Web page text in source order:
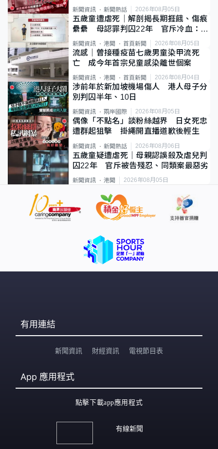
新聞資訊 新聞熱話 2026年08月05日
五歲童遭虐死｜解剖揭長期捱餓、傷痕
纍纍 母認罪判囚22年 官斥冷血：同
類案最惡劣
新聞資訊 港聞 首頁新聞 2026年08月05日
流感｜曾接種疫苗七歲男童染甲流死
亡 成今年首宗兒童感染離世個案
新聞資訊 港聞 首頁新聞 2026年08月04日
涉前年於新加坡機場傷人 港人母子分
別判囚半年、10日
新聞資訊 兩岸國際 2026年08月05日
偶像「不點名」談粉絲越界 日女死忠
遭群起狙擊 掛繩開直播道歉後輕生
新聞資訊 新聞熱話 2026年08月06日
五歲童疑遭虐死｜母親認誤殺及虐兒判
囚22年 官斥被告殘忍、同類案最惡劣
新聞資訊 港聞 2026年08月05日
有用連結
新聞資訊 財經資訊 電視節目表
App 應用程式
點擊下載app應用程式
有線新聞